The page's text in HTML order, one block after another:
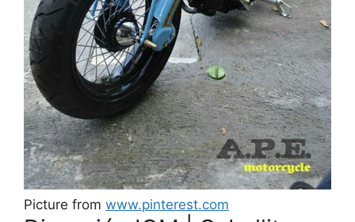
Picture from www.pinterest.com